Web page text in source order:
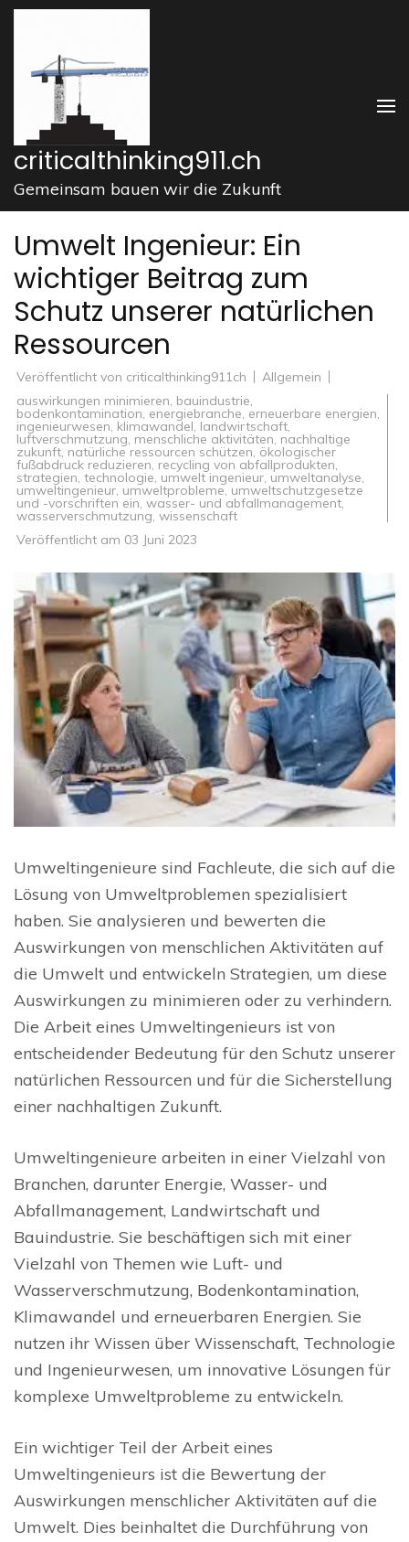
Zum
springen
drücken)
criticalthinking911.ch
Gemeinsam bauen wir die Zukunft
Umwelt Ingenieur: Ein
wichtiger Beitrag zum
Schutz unserer natürlichen
Ressourcen
Veröffentlicht von criticalthinking911ch
Allgemein
auswirkungen minimieren, bauindustrie,
bodenkontamination, energiebranche, erneuerbare energien,
ingenieurwesen, klimawandel, landwirtschaft,
luftverschmutzung, menschliche aktivitäten, nachhaltige
zukunft, natürliche ressourcen schützen, ökologischer
fußabdruck reduzieren, recycling von abfallprodukten,
strategien, technologie, umwelt ingenieur, umweltanalyse,
umweltingenieur, umweltprobleme, umweltschutzgesetze
und -vorschriften ein, wasser- und abfallmanagement,
wasserverschmutzung, wissenschaft
Veröffentlicht am 03 Juni 2023
Umweltingenieure sind Fachleute, die sich auf die
Lösung von Umweltproblemen spezialisiert
haben. Sie analysieren und bewerten die
Auswirkungen von menschlichen Aktivitäten auf
die Umwelt und entwickeln Strategien, um diese
Auswirkungen zu minimieren oder zu verhindern.
Die Arbeit eines Umweltingenieurs ist von
entscheidender Bedeutung für den Schutz unserer
natürlichen Ressourcen und für die Sicherstellung
einer nachhaltigen Zukunft.
Umweltingenieure arbeiten in einer Vielzahl von
Branchen, darunter Energie, Wasser- und
Abfallmanagement, Landwirtschaft und
Bauindustrie. Sie beschäftigen sich mit einer
Vielzahl von Themen wie Luft- und
Wasserverschmutzung, Bodenkontamination,
Klimawandel und erneuerbaren Energien. Sie
nutzen ihr Wissen über Wissenschaft, Technologie
und Ingenieurwesen, um innovative Lösungen für
komplexe Umweltprobleme zu entwickeln.
Ein wichtiger Teil der Arbeit eines
Umweltingenieurs ist die Bewertung der
Auswirkungen menschlicher Aktivitäten auf die
Umwelt. Dies beinhaltet die Durchführung von